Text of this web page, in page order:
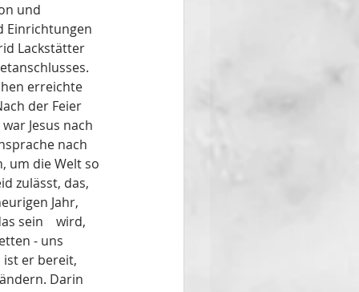
und
Einrichtungen
erreichte
der Feier
Jesus nach
nach
um die Welt so
zulässt, das,
Jahr,
wird,
- uns
ist er bereit,
Darin